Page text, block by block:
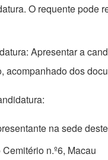
O requente pode
Apresentar a
acompanhado dos
na sede
n.º6, Macau